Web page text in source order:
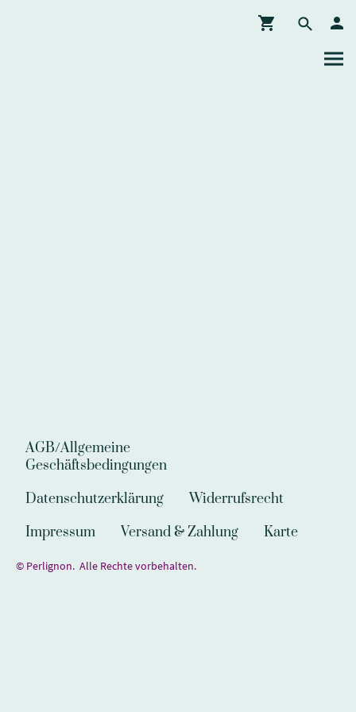
AGB/Allgemeine
Geschäftsbedingungen
Datenschutzerklärung
Widerrufsrecht
Impressum
Versand & Zahlung Karte
© Perlignon. Alle Rechte vorbehalten.